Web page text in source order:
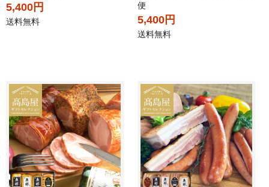
5,400円
送料無料
便
5,400円
送料無料